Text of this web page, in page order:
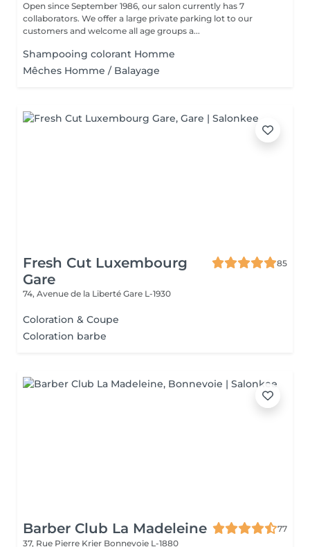
Open since September 1986, our salon currently has 7
collaborators. We offer a large private parking lot to our
customers and welcome all age groups a...
Shampooing colorant Homme
Mêches Homme / Balayage
Fresh Cut Luxembourg
Gare
85
74, Avenue de la Liberté Gare L-1930
Coloration & Coupe
Coloration barbe
Barber Club La Madeleine
77
37, Rue Pierre Krier Bonnevoie L-1880